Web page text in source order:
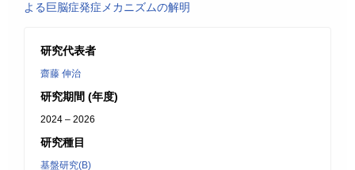
よる巨脳症発症メカニズムの解明
研究代表者
齋藤 伸治
研究期間 (年度)
2024 – 2026
研究種目
基盤研究(B)